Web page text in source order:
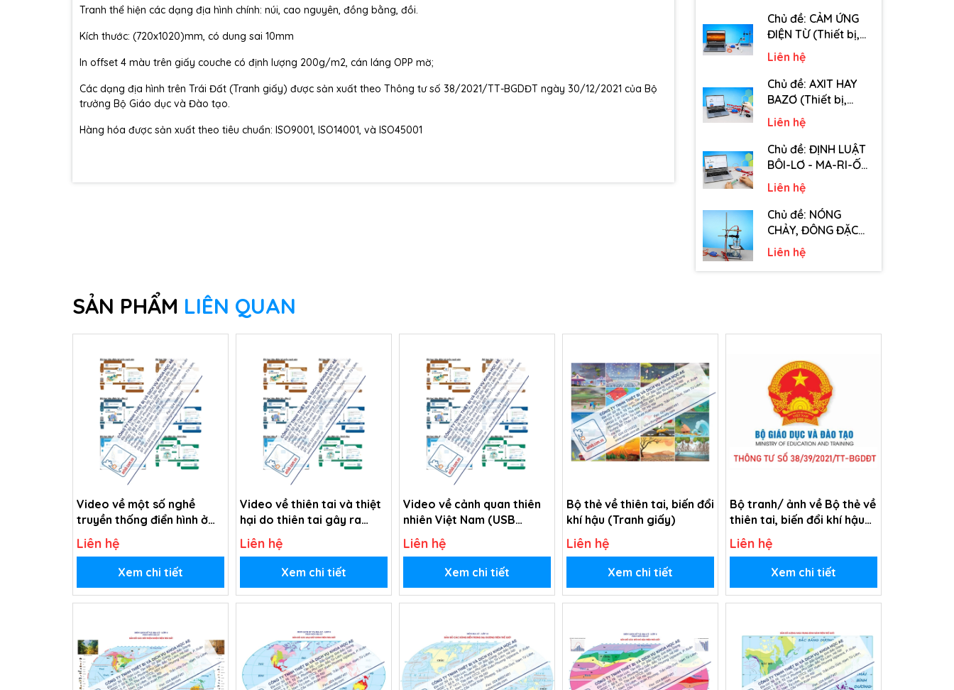
Tranh thể hiện các dạng địa hình chính: núi, cao nguyên, đồng bằng, đồi.
Kích thước: (720x1020)mm, có dung sai 10mm
In offset 4 màu trên giấy couche có định lượng 200g/m2, cán láng OPP mờ;
Các dạng địa hình trên Trái Đất (Tranh giấy) được sản xuất theo Thông tư số 38/2021/TT-BGDĐT ngày 30/12/2021 của Bộ
trưởng Bộ Giáo dục và Đào tạo.
Hàng hóa được sản xuất theo tiêu chuẩn: ISO9001, ISO14001, và ISO45001
độ truyền âm - Lớp
12)
Chủ đề: CẢM ỨNG
ĐIỆN TỪ (Thiết bị,
dụng cụ, vật tư tiêu
hao chủ đề Cảm
ứng điện từ - Lớp 11)
Liên hệ
Chủ đề: AXIT HAY
BAZƠ (Thiết bị,
dụng cụ, vật tư tiêu
hao chủ đề Axit hay
Bazơ - Lớp 11)
Liên hệ
Chủ đề: ĐỊNH LUẬT
BÔI-LƠ - MA-RI-ỐT
(Thiết bị, dụng cụ,
vật tư tiêu hao chủ
đề Định luật Bôi-Lơ-
Ma-Ri-Ốt - Lớp 10)
Liên hệ
Chủ đề: NÓNG
CHẢY, ĐÔNG ĐẶC
(Thiết bị, dụng cụ,
vật tư tiêu hao chủ
đề Nóng chảy,
Liên hệ
SẢN PHẨM LIÊN QUAN
Video về một số nghề
truyền thống điển hình ở
một vài địa phương (USB
Video)
Liên hệ
Xem chi tiết
Video về thiên tai và thiệt
hại do thiên tai gây ra
(USB Video)
Liên hệ
Xem chi tiết
Video về cảnh quan thiên
nhiên Việt Nam (USB
Video)
Liên hệ
Xem chi tiết
Bộ thẻ về thiên tai, biến đổi
khí hậu (Tranh giấy)
Liên hệ
Xem chi tiết
Bộ tranh/ ảnh về Bộ thẻ về
thiên tai, biến đổi khí hậu
(Tranh giấy)
Liên hệ
Xem chi tiết